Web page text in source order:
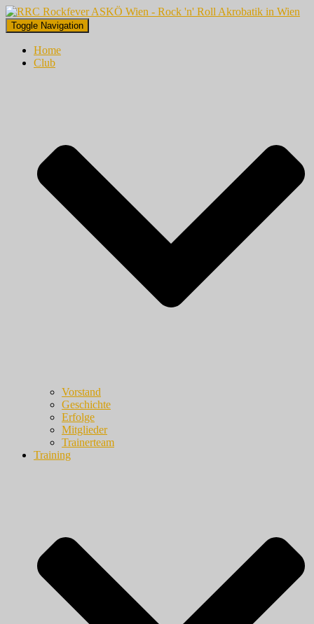
Toggle Navigation
Home
Club
Vorstand
Geschichte
Erfolge
Mitglieder
Trainerteam
Training